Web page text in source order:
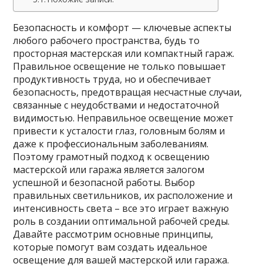
Безопасность и комфорт — ключевые аспекты
любого рабочего пространства, будь то
просторная мастерская или компактный гараж.
Правильное освещение не только повышает
продуктивность труда, но и обеспечивает
безопасность, предотвращая несчастные случаи,
связанные с неудобствами и недостаточной
видимостью. Неправильное освещение может
привести к усталости глаз, головным болям и
даже к профессиональным заболеваниям.
Поэтому грамотный подход к освещению
мастерской или гаража является залогом
успешной и безопасной работы. Выбор
правильных светильников, их расположение и
интенсивность света – все это играет важную
роль в создании оптимальной рабочей среды.
Давайте рассмотрим основные принципы,
которые помогут вам создать идеальное
освещение для вашей мастерской или гаража.